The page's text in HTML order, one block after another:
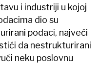
i industriji u kojoj
dio su
podaci, najveći
da nestrukturirani
neku poslovnu